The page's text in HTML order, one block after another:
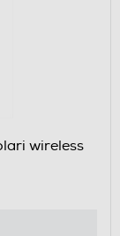
wireless